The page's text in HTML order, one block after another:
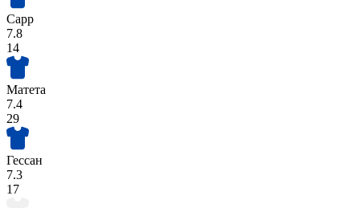
Сарр
7.8
14
Матета
7.4
29
Гессан
7.3
17